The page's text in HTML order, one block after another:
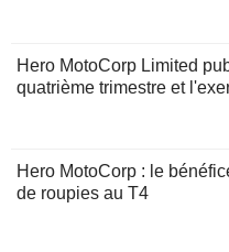
Hero MotoCorp Limited
quatrième trimestre et
Hero MotoCorp : le
de roupies au T4